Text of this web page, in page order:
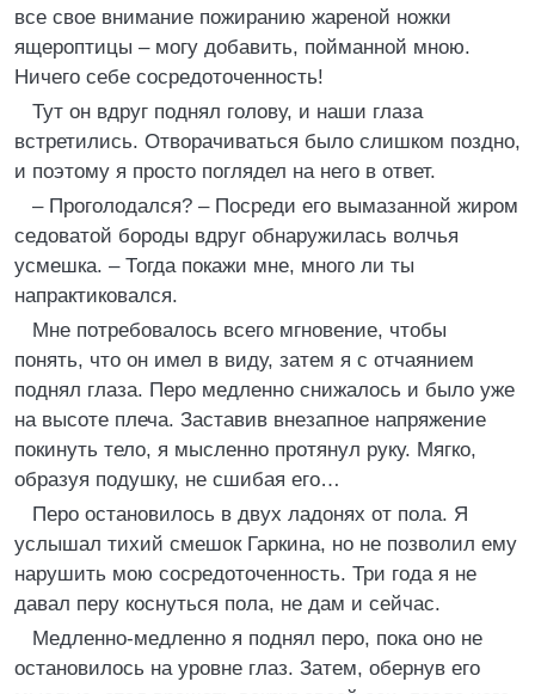
все свое внимание пожиранию жареной ножки
ящероптицы – могу добавить, пойманной мною.
Ничего себе сосредоточенность!
Тут он вдруг поднял голову, и наши глаза
встретились. Отворачиваться было слишком поздно,
и поэтому я просто поглядел на него в ответ.
– Проголодался? – Посреди его вымазанной жиром
седоватой бороды вдруг обнаружилась волчья
усмешка. – Тогда покажи мне, много ли ты
напрактиковался.
Мне потребовалось всего мгновение, чтобы
понять, что он имел в виду, затем я с отчаянием
поднял глаза. Перо медленно снижалось и было уже
на высоте плеча. Заставив внезапное напряжение
покинуть тело, я мысленно протянул руку. Мягко,
образуя подушку, не сшибая его…
Перо остановилось в двух ладонях от пола. Я
услышал тихий смешок Гаркина, но не позволил ему
нарушить мою сосредоточенность. Три года я не
давал перу коснуться пола, не дам и сейчас.
Медленно-медленно я поднял перо, пока оно не
остановилось на уровне глаз. Затем, обернув его